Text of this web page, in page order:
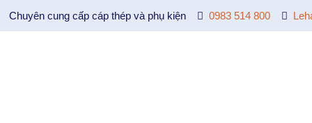
Chuyên cung cấp cáp thép và phụ kiện 0983 514 800